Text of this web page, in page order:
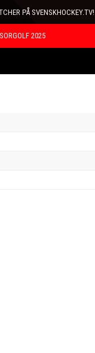
PÅ SVENSKHOCKEY.TV!
2025